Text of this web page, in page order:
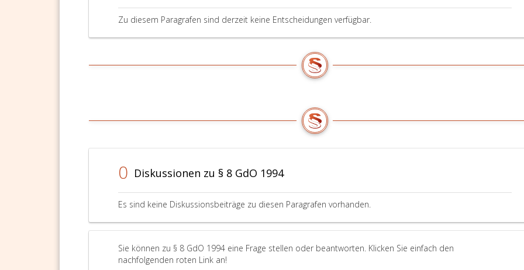
Zu diesem Paragrafen sind derzeit keine Entscheidungen verfügbar.
0 Diskussionen zu § 8 GdO 1994
Es sind keine Diskussionsbeiträge zu diesen Paragrafen vorhanden.
Sie können zu § 8 GdO 1994 eine Frage stellen oder beantworten. Klicken Sie einfach den
nachfolgenden roten Link an!